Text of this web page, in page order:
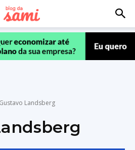
Landsberg